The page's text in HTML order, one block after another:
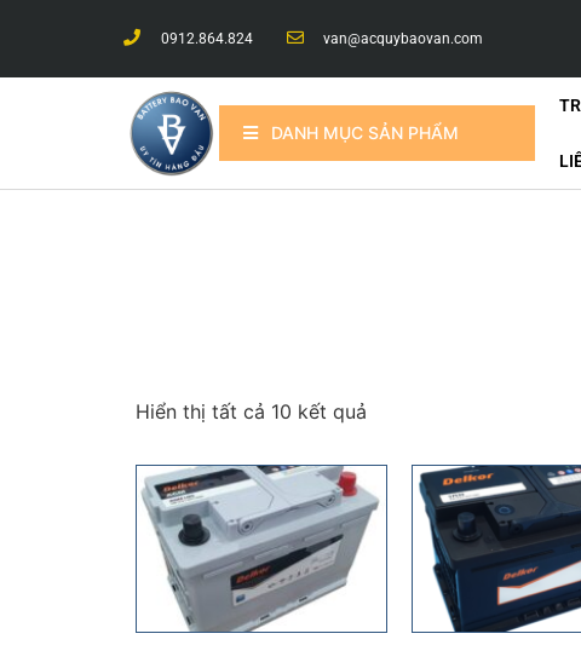
0912.864.824 van@acquybaovan.com
DANH MỤC SẢN PHẨM
Hiển thị tất cả 10 kết quả